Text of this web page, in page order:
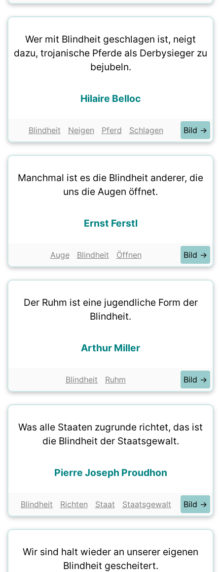
Wer mit Blindheit geschlagen ist, neigt
dazu, trojanische Pferde als Derbysieger zu
bejubeln.
Hilaire Belloc
Blindheit Neigen Pferd Schlagen Bild →
Manchmal ist es die Blindheit anderer, die
uns die Augen öffnet.
Ernst Ferstl
Auge Blindheit Öffnen Bild →
Der Ruhm ist eine jugendliche Form der
Blindheit.
Arthur Miller
Blindheit Ruhm Bild →
Was alle Staaten zugrunde richtet, das ist
die Blindheit der Staatsgewalt.
Pierre Joseph Proudhon
Blindheit Richten Staat Staatsgewalt Bild →
Wir sind halt wieder an unserer eigenen
Blindheit gescheitert.